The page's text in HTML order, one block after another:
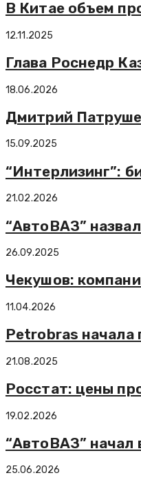
В Китае объем
12.11.2025
Глава Роснедр
18.06.2026
Дмитрий
15.09.2025
“Интерлизинг”:
21.02.2026
“АвтоВАЗ”
26.09.2025
Чекушов:
11.04.2026
Petrobras начала
21.08.2025
Росстат: цены
19.02.2026
“АвтоВАЗ” начал
25.06.2026